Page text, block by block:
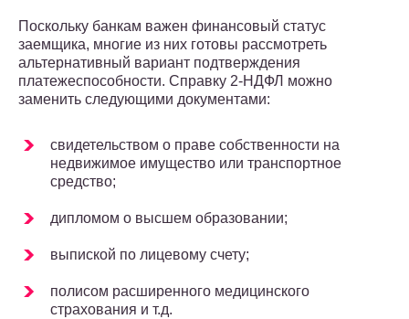
Поскольку банкам важен финансовый статус
заемщика, многие из них готовы рассмотреть
альтернативный вариант подтверждения
платежеспособности. Справку 2-НДФЛ можно
заменить следующими документами:
свидетельством о праве собственности на
недвижимое имущество или транспортное
средство;
дипломом о высшем образовании;
выпиской по лицевому счету;
полисом расширенного медицинского
страхования и т.д.